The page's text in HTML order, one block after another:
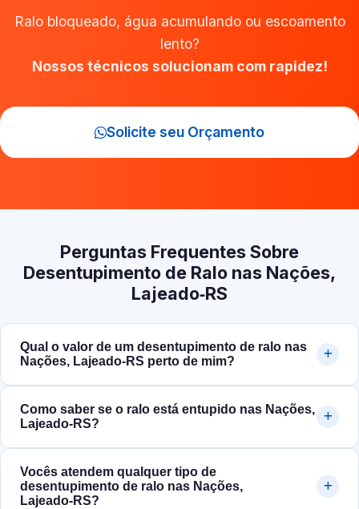
Ralo bloqueado, água acumulando ou escoamento
lento?
Nossos técnicos solucionam com rapidez!
Solicite seu Orçamento
Perguntas Frequentes Sobre
Desentupimento de Ralo nas Nações,
Lajeado‑RS
Qual o valor de um desentupimento de ralo nas
Nações, Lajeado‑RS perto de mim?
Como saber se o ralo está entupido nas Nações,
Lajeado‑RS?
Vocês atendem qualquer tipo de
desentupimento de ralo nas Nações,
Lajeado‑RS?